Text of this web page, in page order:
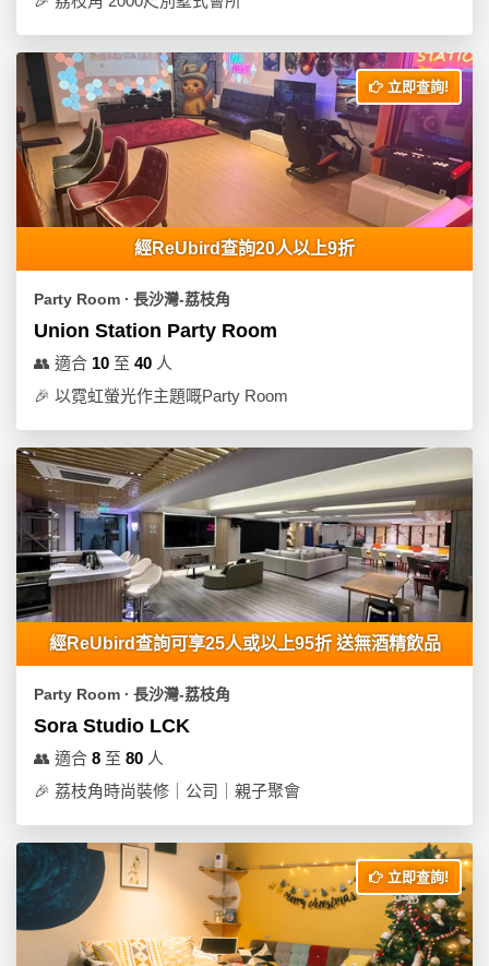
立即查詢!
經ReUbird查詢20人以上9折
Party Room ∙ 長沙灣-荔枝角
Union Station Party Room
👥 適合 10 至 40 人
🎉 以霓虹螢光作主題嘅Party Room
經ReUbird查詢可享25人或以上95折 送無酒精飲品
Party Room ∙ 長沙灣-荔枝角
Sora Studio LCK
👥 適合 8 至 80 人
🎉 荔枝角時尚裝修｜公司｜親子聚會
立即查詢!